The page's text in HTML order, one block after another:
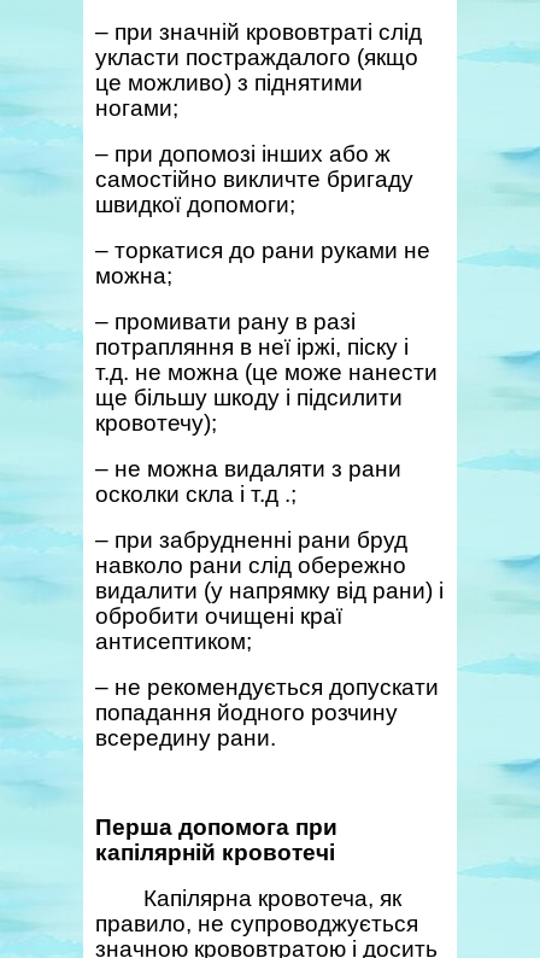
– при значній крововтраті слід
укласти постраждалого (якщо
це можливо) з піднятими
ногами;
– при допомозі інших або ж
самостійно викличте бригаду
швидкої допомоги;
– торкатися до рани руками не
можна;
– промивати рану в разі
потрапляння в неї іржі, піску і
т.д. не можна (це може нанести
ще більшу шкоду і підсилити
кровотечу);
– не можна видаляти з рани
осколки скла і т.д .;
– при забрудненні рани бруд
навколо рани слід обережно
видалити (у напрямку від рани) і
обробити очищені краї
антисептиком;
– не рекомендується допускати
попадання йодного розчину
всередину рани.
Перша допомога при
капілярній кровотечі
Капілярна кровотеча, як
правило, не супроводжується
значною крововтратою і досить